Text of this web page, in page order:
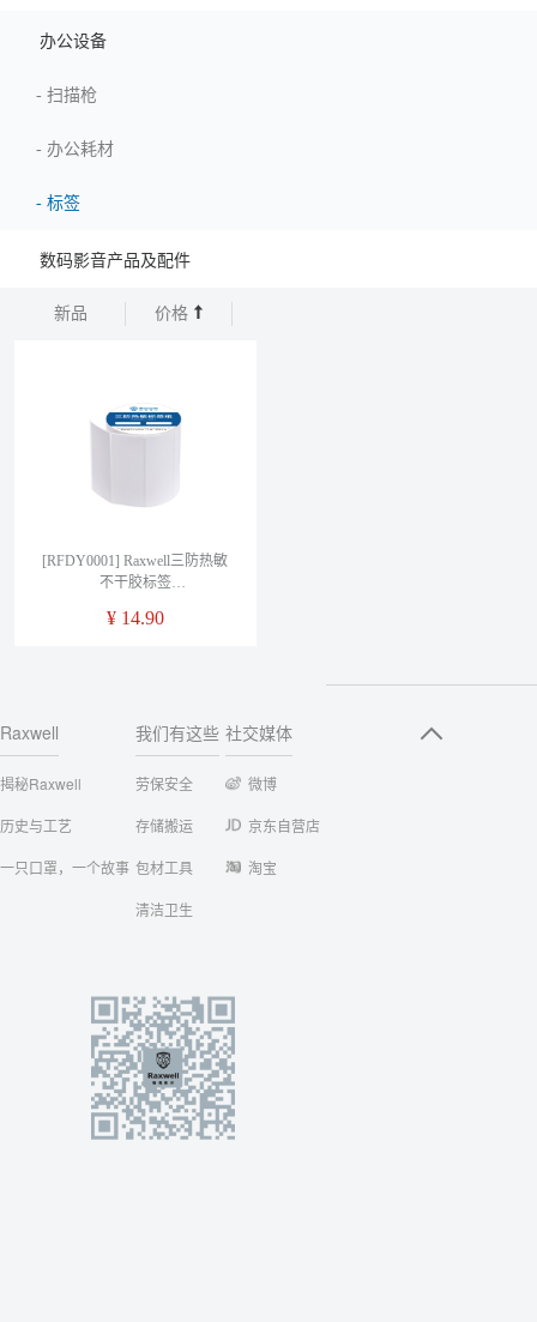
办公设备
- 扫描枪
- 办公耗材
- 标签
数码影音产品及配件
新品 价格
[RFDY0001] Raxwell三防热敏
不干胶标签
芯，2000张/卷
¥ 14.90
Raxwell
揭秘Raxwell
历史与工艺
一只口罩，一个故事
我们有这些
劳保安全
存储搬运
包材工具
清洁卫生
社交媒体
微博
京东自营店
淘宝